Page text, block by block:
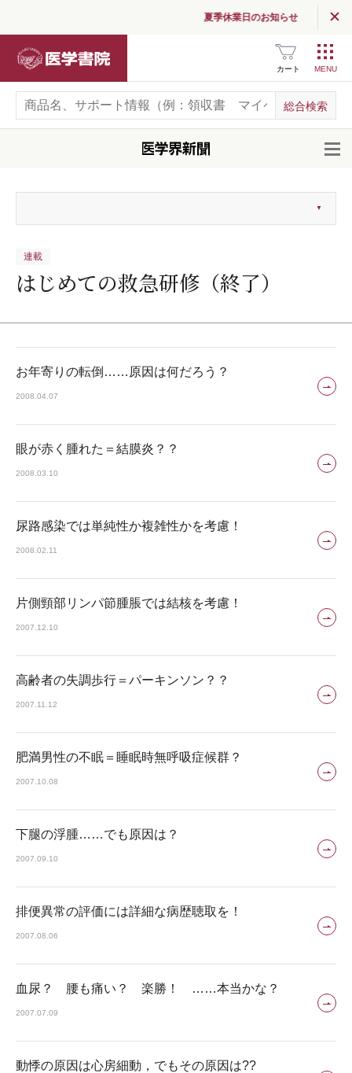
夏季休業日のお知らせ
カート
連載
はじめての救急研修（終了）
お年寄りの転倒……原因は何だろう？
2008.04.07
眼が赤く腫れた＝結膜炎？？
2008.03.10
尿路感染では単純性か複雑性かを考慮！
2008.02.11
片側頸部リンパ節腫脹では結核を考慮！
2007.12.10
高齢者の失調歩行＝パーキンソン？？
2007.11.12
肥満男性の不眠＝睡眠時無呼吸症候群？
2007.10.08
下腿の浮腫……でも原因は？
2007.09.10
排便異常の評価には詳細な病歴聴取を！
2007.08.06
血尿？ 腰も痛い？ 楽勝！ ……本当かな？
2007.07.09
動悸の原因は心房細動，でもその原因は??